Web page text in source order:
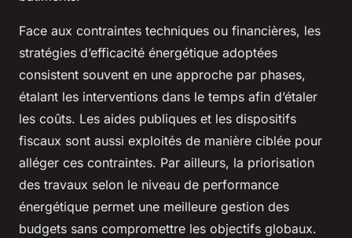
Face aux contraintes techniques ou financières, les
stratégies d’efficacité énergétique adoptées
consistent souvent en une approche par phases,
étalant les interventions dans le temps afin d’étaler
les coûts. Les aides publiques et les dispositifs
fiscaux sont aussi exploités de manière ciblée pour
alléger ces contraintes. Par ailleurs, la priorisation
des travaux selon le niveau de performance
énergétique permet une meilleure gestion des
budgets sans compromettre les objectifs globaux.